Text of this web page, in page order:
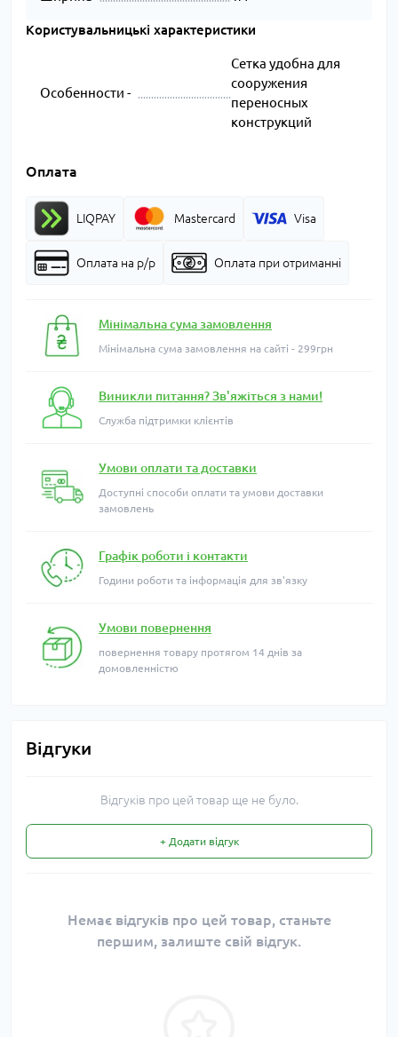
Користувальницькі характеристики
Особенности -
Сетка удобна для
сооружения
переносных
конструкций
Оплата
LIQPAY Mastercard Visa
Оплата на р/р Оплата при отриманні
Мінімальна сума замовлення
Мінімальна сума замовлення на сайті - 299грн
Виникли питання? Зв'яжіться з нами!
Служба підтримки клієнтів
Умови оплати та доставки
Доступні способи оплати та умови доставки
замовлень
Графік роботи і контакти
Години роботи та інформація для зв'язку
Умови повернення
повернення товару протягом 14 днів за
домовленністю
Відгуки
Відгуків про цей товар ще не було.
+ Додати відгук
Немає відгуків про цей товар, станьте
першим, залиште свій відгук.